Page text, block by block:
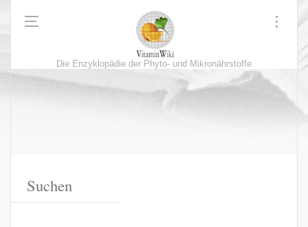
Die Enzyklopädie der Phyto- und Mikronährstoffe